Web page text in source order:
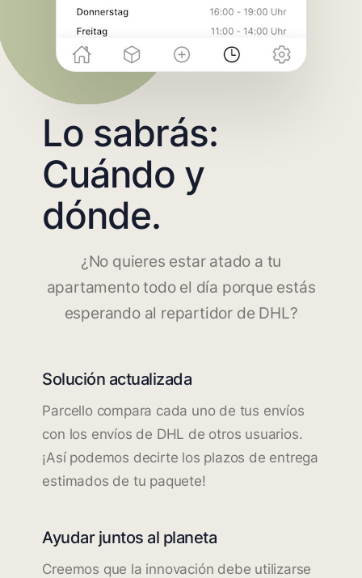
Lo sabrás:
Cuándo y
dónde.
¿No quieres estar atado a tu
apartamento todo el día porque estás
esperando al repartidor de DHL?
Solución actualizada
Parcello compara cada uno de tus envíos
con los envíos de DHL de otros usuarios.
¡Así podemos decirte los plazos de entrega
estimados de tu paquete!
Ayudar juntos al planeta
Creemos que la innovación debe utilizarse